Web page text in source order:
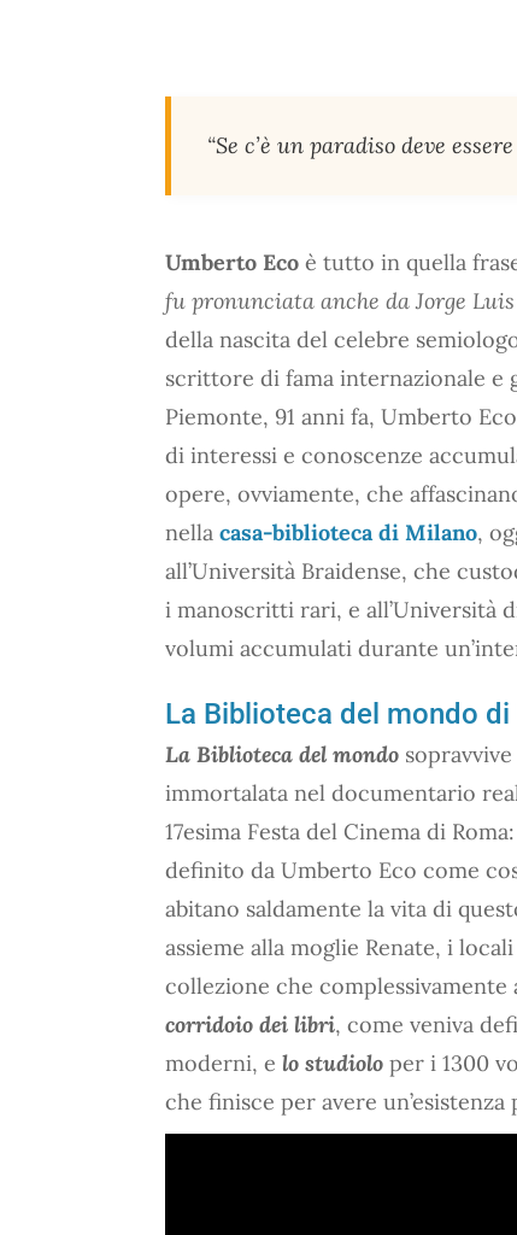
“Se c’è un paradiso deve
Umberto Eco è tutto in quella
fu pronunciata anche da Jorge Luis
della nascita del celebre
scrittore di fama internazionale e
Piemonte, 91 anni fa, Umberto
di interessi e conoscenze
opere, ovviamente, che
nella casa-biblioteca di Milano,
all’Università Braidense, che
i manoscritti rari, e all’Università
volumi accumulati durante
La Biblioteca del mondo
La Biblioteca del mondo
immortalata nel documentario
17esima Festa del Cinema di
definito da Umberto Eco come
abitano saldamente la vita di
assieme alla moglie Renate, i
collezione che
corridoio dei libri, come veniva
moderni, e lo studiolo per i 1300
che finisce per avere un’esistenza